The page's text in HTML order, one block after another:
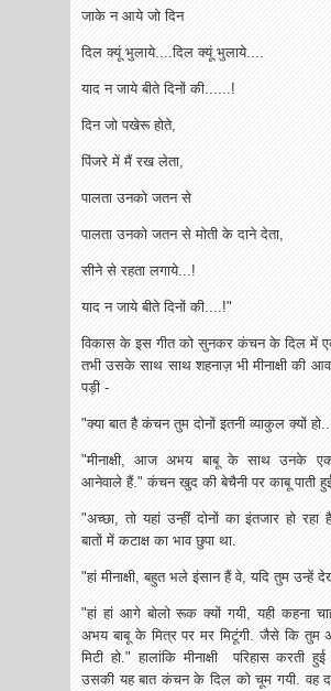
जाके न आये जो दिन
दिल क्यूं भुलाये....दिल क्यूं भुलाये....
याद न जाये बीते दिनों की......!
दिन जो पखेरू होते,
पिंजरे में मैं रख लेता,
पालता उनको जतन से
पालता उनको जतन से मोती के दाने देता,
सीने से रहता लगाये...!
याद न जाये बीते दिनों की....!"
विकास के इस गीत को सुनकर कंचन के दिल में
तभी उसके साथ साथ शहनाज़ भी मीनाक्षी की
पड़ी -
"क्या बात है कंचन तुम दोनों इतनी व्याकुल क्यों
"मीनाक्षी, आज अभय बाबू के साथ उनके एक
आनेवाले हैं." कंचन खुद की बेचैनी पर काबू पाती हुई
"अच्छा, तो यहां उन्हीं दोनों का इंतजार हो रहा
बातों में कटाक्ष का भाव छुपा था.
"हां मीनाक्षी, बहुत भले इंसान हैं वे, यदि तुम उन्हें
"हां हां आगे बोलो रूक क्यों गयी, यही कहना
अभय बाबू के मित्र पर मर मिटूंगी. जैसे कि तुम
मिटी हो." हालांकि मीनाक्षी परिहास करती
उसकी यह बात कंचन के दिल को चूम गयी. वह